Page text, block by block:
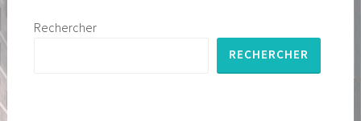
Rechercher
RECHERCHER